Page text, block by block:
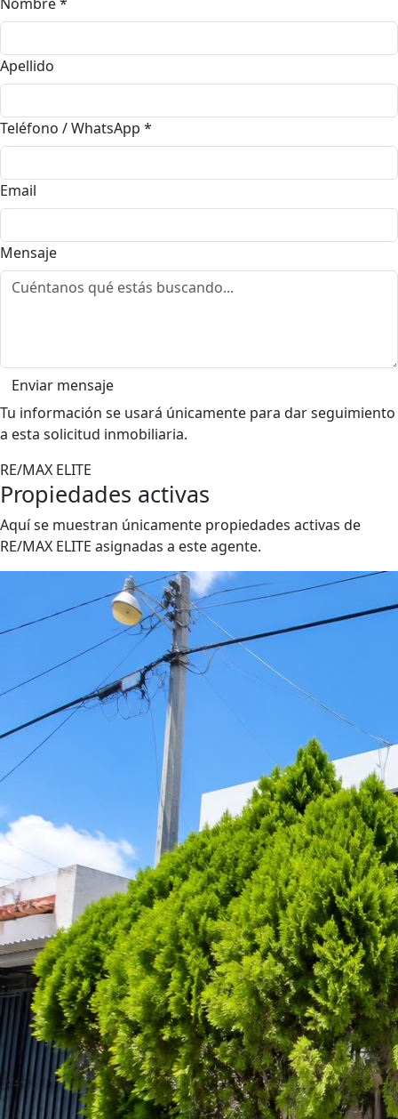
Apellido
Teléfono / WhatsApp *
Email
Mensaje
Enviar mensaje
Tu información se usará únicamente para dar seguimiento
a esta solicitud inmobiliaria.
RE/MAX ELITE
Propiedades activas
Aquí se muestran únicamente propiedades activas de
RE/MAX ELITE asignadas a este agente.